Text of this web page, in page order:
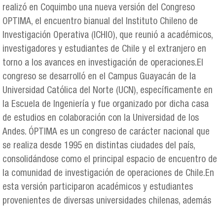
realizó en Coquimbo una nueva versión del Congreso
OPTIMA, el encuentro bianual del Instituto Chileno de
Investigación Operativa (ICHIO), que reunió a académicos,
investigadores y estudiantes de Chile y el extranjero en
torno a los avances en investigación de operaciones.El
congreso se desarrolló en el Campus Guayacán de la
Universidad Católica del Norte (UCN), específicamente en
la Escuela de Ingeniería y fue organizado por dicha casa
de estudios en colaboración con la Universidad de los
Andes. ÓPTIMA es un congreso de carácter nacional que
se realiza desde 1995 en distintas ciudades del país,
consolidándose como el principal espacio de encuentro de
la comunidad de investigación de operaciones de Chile.En
esta versión participaron académicos y estudiantes
provenientes de diversas universidades chilenas, además